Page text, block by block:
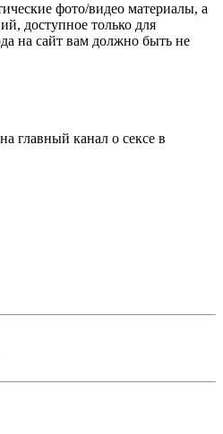
фото/видео материалы, а
доступное только для
на сайт вам должно быть не
главный канал о сексе в